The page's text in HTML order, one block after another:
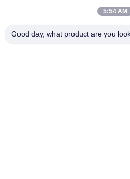
VOLLVO CAST IRON GEAR PUMP
5:54 AM
Good day, what product are you